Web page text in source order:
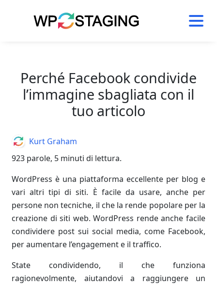
Perché Facebook condivide
l’immagine sbagliata con il
tuo articolo
923 parole, 5 minuti di lettura.
WordPress è una piattaforma eccellente per blog e
vari altri tipi di siti. È facile da usare, anche per
persone non tecniche, il che la rende popolare per la
creazione di siti web. WordPress rende anche facile
condividere post sui social media, come Facebook,
per aumentare l’engagement e il traffico.
State condividendo, il che funziona
ragionevolmente, aiutandovi a raggiungere un
AuthorKurt Graham